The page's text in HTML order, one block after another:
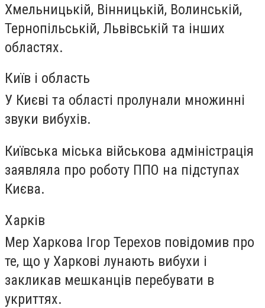
Хмельницькій, Вінницькій, Волинській,
Тернопільській, Львівській та інших
областях.
Київ і область
У Києві та області пролунали множинні
звуки вибухів.
Київська міська військова адміністрація
заявляла про роботу ППО на підступах
Києва.
Харків
Мер Харкова Ігор Терехов повідомив про
те, що у Харкові лунають вибухи і
закликав мешканців перебувати в
укриттях.